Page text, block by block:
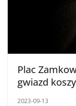
Plac
gwiazd
2023-09-13